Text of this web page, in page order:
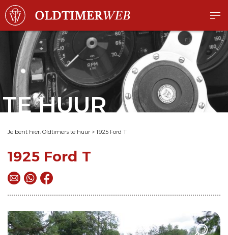
TE HUUR
Je bent hier: Oldtimers te huur > 1925 Ford T
1925 Ford T